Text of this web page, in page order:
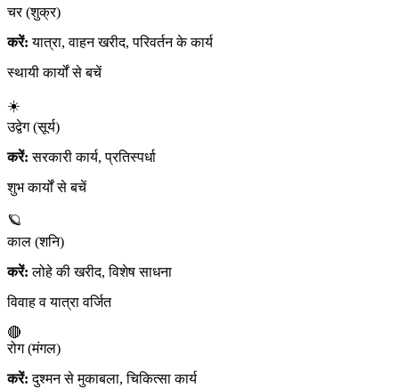
चर (शुक्र)
करें:यात्रा, वाहन खरीद, परिवर्तन के कार्य
स्थायी कार्यों से बचें
☀️
उद्वेग (सूर्य)
करें:सरकारी कार्य, प्रतिस्पर्धा
शुभ कार्यों से बचें
🪐
काल (शनि)
करें:लोहे की खरीद, विशेष साधना
विवाह व यात्रा वर्जित
🔴
रोग (मंगल)
करें:दुश्मन से मुकाबला, चिकित्सा कार्य